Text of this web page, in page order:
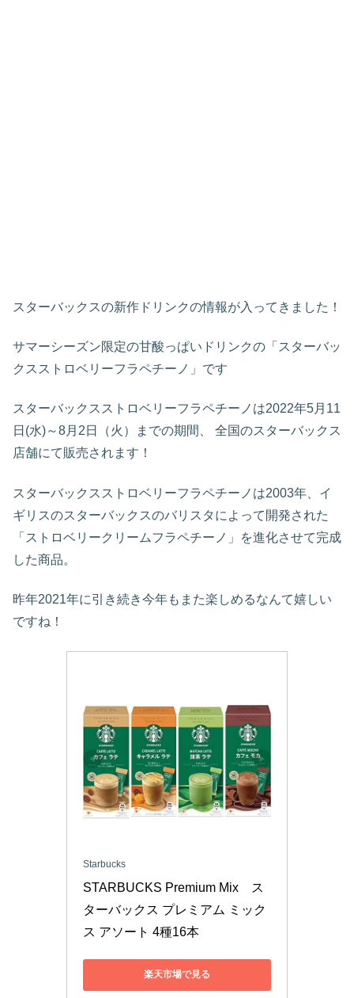
スターバックスの新作ドリンクの情報が入ってきました！
サマーシーズン限定の甘酸っぱいドリンクの「スターバッ
クスストロベリーフラペチーノ」です
スターバックスストロベリーフラペチーノは2022年5月11
日(水)～8月2日（火）までの期間、 全国のスターバックス
店舗にて販売されます！
スターバックスストロベリーフラペチーノは2003年、イ
ギリスのスターバックスのバリスタによって開発された
「ストロベリークリームフラペチーノ」を進化させて完成
した商品。
昨年2021年に引き続き今年もまた楽しめるなんて嬉しい
ですね！
Starbucks
STARBUCKS Premium Mix　ス
ターバックス プレミアム ミック
ス アソート 4種16本
楽天市場で見る